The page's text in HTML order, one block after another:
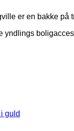
er en bakke på
yndlings